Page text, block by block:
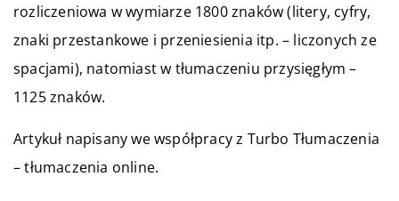
rozliczeniowa w wymiarze 1800 znaków (litery, cyfry,
znaki przestankowe i przeniesienia itp. – liczonych ze
spacjami), natomiast w tłumaczeniu przysięgłym –
1125 znaków.
Artykuł napisany we współpracy z Turbo Tłumaczenia
– tłumaczenia online.